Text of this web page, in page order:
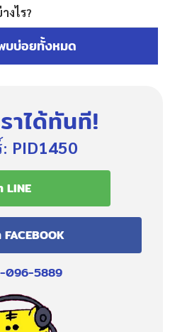
งไร?
บบ่อยทั้งหมด
าได้ทันที!
PID1450
LINE
096-5889